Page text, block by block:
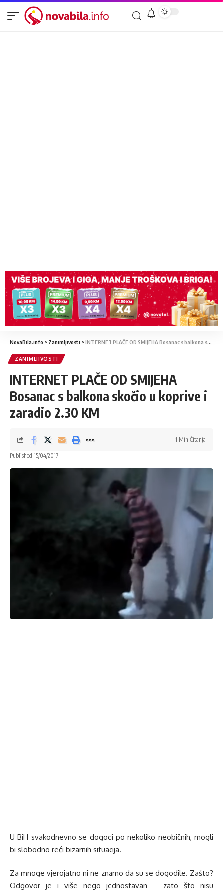
NovaBila.info > Zanimljivosti >INTERNET PLAČE OD SMIJEHA Bosanac s balkona skočio u koprive i zaradio 2.30 KM
ZANIMLJIVOSTI
INTERNET PLAČE OD SMIJEHA
Bosanac s balkona skočio u koprive i
zaradio 2.30 KM
Published 15/04/2017
1 Min Čitanja
U BiH svakodnevno se dogodi po nekoliko neobičnih, mogli
bi slobodno reći bizarnih situacija.
Za mnoge vjerojatno ni ne znamo da su se dogodile. Zašto?
Odgovor je i više nego jednostavan – zato što nisu